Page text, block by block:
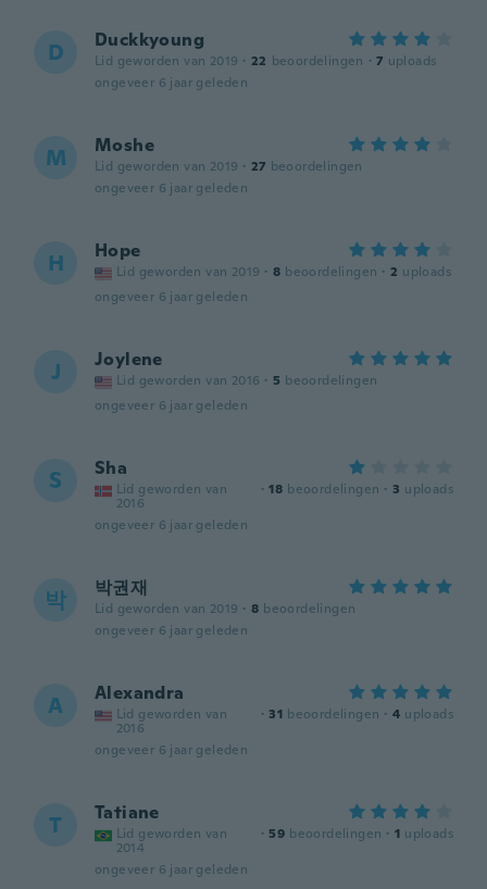
D Duckkyoung
Lid geworden van 2019 · 22 beoordelingen · 7 uploads
ongeveer 6 jaar geleden
M Moshe
Lid geworden van 2019 · 27 beoordelingen
ongeveer 6 jaar geleden
H Hope
Lid geworden van 2019 · 8 beoordelingen · 2 uploads
ongeveer 6 jaar geleden
J Joylene
Lid geworden van 2016 · 5 beoordelingen
ongeveer 6 jaar geleden
S Sha
Lid geworden van
2016
· 18 beoordelingen · 3 uploads
ongeveer 6 jaar geleden
박 박권재
Lid geworden van 2019 · 8 beoordelingen
ongeveer 6 jaar geleden
A Alexandra
Lid geworden van
2016
· 31 beoordelingen · 4 uploads
ongeveer 6 jaar geleden
T Tatiane
Lid geworden van
2014
· 59 beoordelingen · 1 uploads
ongeveer 6 jaar geleden